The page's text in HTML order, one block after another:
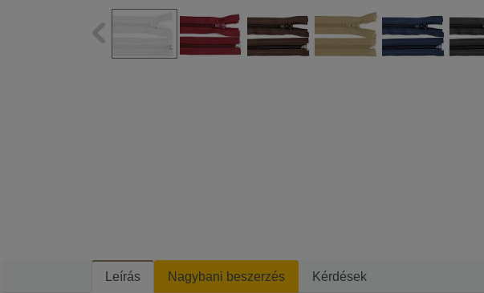
Leírás Nagybani beszerzés Kérdések